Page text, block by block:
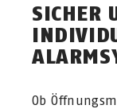
SICHER
Ob